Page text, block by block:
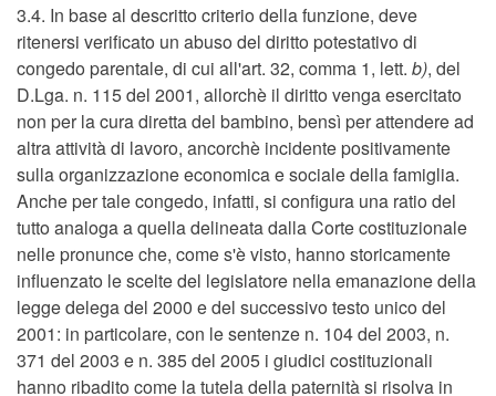
3.4. In base al descritto criterio della funzione, deve
ritenersi verificato un abuso del diritto potestativo di
congedo parentale, di cui all'art. 32, comma 1, lett. b), del
D.Lga. n. 115 del 2001, allorchè il diritto venga esercitato
non per la cura diretta del bambino, bensì per attendere ad
altra attività di lavoro, ancorchè incidente positivamente
sulla organizzazione economica e sociale della famiglia.
Anche per tale congedo, infatti, si configura una ratio del
tutto analoga a quella delineata dalla Corte costituzionale
nelle pronunce che, come s'è visto, hanno storicamente
influenzato le scelte del legislatore nella emanazione della
legge delega del 2000 e del successivo testo unico del
2001: in particolare, con le sentenze n. 104 del 2003, n.
371 del 2003 e n. 385 del 2005 i giudici costituzionali
hanno ribadito come la tutela della paternità si risolva in